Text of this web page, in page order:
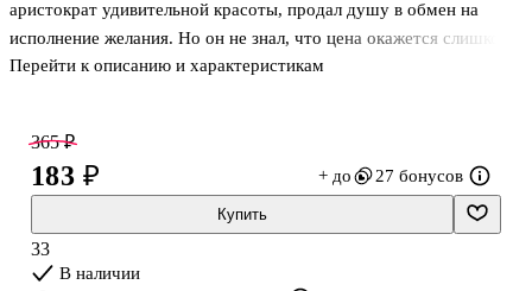
аристократ удивительной красоты, продал душу в обмен на
исполнение желания. Но он не знал, что цена окажется слишком
высока. Он перестанет различать добро и зло и будет разбивать
Единственный роман Оскара Уайльда при жизни автора вызывал
яростные споры, а ныне признан непревзойденным шедевром
Перейти к описанию и характеристикам
365 ₽
183 ₽ + до 27 бонусов
Купить
33
В наличии